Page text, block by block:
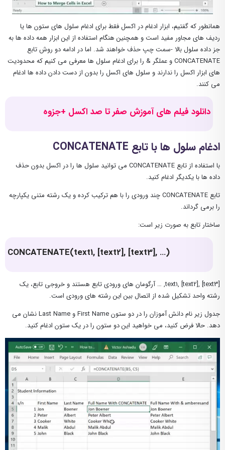
همانطور که گفتیم، ابزار ادغام در اکسل فقط برای ادغام سلول های ستون ها یا
ردیف های مجاور مفید است و همچنین هنگام استفاده از این ابزار همه داده ها به
جز داده سلول بالا -سمت چپ حذف خواهند شد. اما در ادامه دو روش تابع
CONCATENATE و عملگر & را برای ادغام سلول ها معرفی می کنیم که محدودیت
های ابزار اکسل را ندارند و سلول های اکسل را بدون از دست دادن داده ها ادغام
می کنند.
دانلود فیلم های آموزش صفر تا صد اکسل +جزوه
ادغام سلول ها با تابع CONCATENATE
با استفاده از تابع CONCATENATE می توانید سلول ها را در اکسل بدون حذف
داده ها با یکدیگر ادغام کنید.
تابع CONCATENATE چند ورودی را با هم ترکیب کرده و یک رشته متنی یکپارچه
را برمی گرداند.
ساختار تابع به صورت زیر است:
CONCATENATE(text1, [text2], [text3], …)
text1, [text2], [text3], … آرگومان های ورودی تابع هستند و خروجی تابع، یک
رشته واحد تشکیل شده از اتصال بین این رشته های ورودی است.
جدول زیر نام دانش آموزان را در دو ستون First Name و Last Name نشان می
دهد. حالا فرض کنید، می خواهید این دو ستون را در یک ستون ادغام کنید.